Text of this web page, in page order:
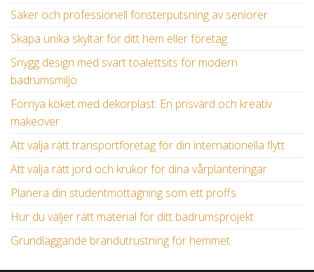
Säker och professionell fönsterputsning av seniorer
Skapa unika skyltar för ditt hem eller företag
Snygg design med svart toalettsits för modern
badrumsmiljö
Förnya köket med dekorplast: En prisvärd och kreativ
makeover
Att välja rätt transportföretag för din internationella flytt
Att välja rätt jord och krukor för dina vårplanteringar
Planera din studentmottagning som ett proffs
Hur du väljer rätt material för ditt badrumsprojekt
Grundläggande brandutrustning för hemmet